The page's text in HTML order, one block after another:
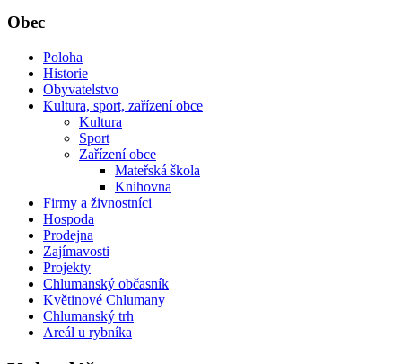
Obec
Poloha
Historie
Obyvatelstvo
Kultura, sport, zařízení obce
Kultura
Sport
Zařízení obce
Mateřská škola
Knihovna
Firmy a živnostníci
Hospoda
Prodejna
Zajímavosti
Projekty
Chlumanský občasník
Květinové Chlumany
Chlumanský trh
Areál u rybníka